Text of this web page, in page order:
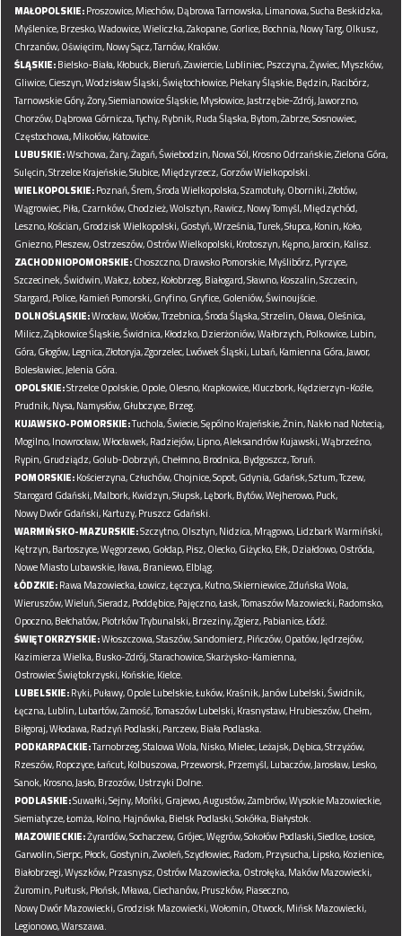
MAŁOPOLSKIE:Proszowice,Miechów,Dąbrowa Tarnowska,Limanowa,Sucha Beskidzka,
Myślenice,Brzesko,Wadowice,Wieliczka,Zakopane,Gorlice,Bochnia,Nowy Targ,Olkusz,
Chrzanów,Oświęcim,Nowy Sącz,Tarnów,Kraków.
ŚLĄSKIE:Bielsko-Biała,Kłobuck,Bieruń,Zawiercie,Lubliniec,Pszczyna,Żywiec,Myszków,
Gliwice,Cieszyn,Wodzisław Śląski,Świętochłowice,Piekary Śląskie,Będzin,Racibórz,
Tarnowskie Góry,Żory,Siemianowice Śląskie,Mysłowice,Jastrzębie-Zdrój,Jaworzno,
Chorzów,Dąbrowa Górnicza,Tychy,Rybnik,Ruda Śląska,Bytom,Zabrze,Sosnowiec,
Częstochowa,Mikołów,Katowice.
LUBUSKIE:Wschowa,Żary,Żagań,Świebodzin,Nowa Sól,Krosno Odrzańskie,Zielona Góra,
Sulęcin,Strzelce Krajeńskie,Słubice,Międzyrzecz,Gorzów Wielkopolski.
WIELKOPOLSKIE:Poznań,Śrem,Środa Wielkopolska,Szamotuły,Oborniki,Złotów,
Wągrowiec,Piła,Czarnków,Chodzież,Wolsztyn,Rawicz,Nowy Tomyśl,Międzychód,
Leszno,Kościan,Grodzisk Wielkopolski,Gostyń,Września,Turek,Słupca,Konin,Koło,
Gniezno,Pleszew,Ostrzeszów,Ostrów Wielkopolski,Krotoszyn,Kępno,Jarocin,Kalisz.
ZACHODNIOPOMORSKIE:Choszczno,Drawsko Pomorskie,Myślibórz,Pyrzyce,
Szczecinek,Świdwin,Wałcz,Łobez,Kołobrzeg,Białogard,Sławno,Koszalin,Szczecin,
Stargard,Police,Kamień Pomorski,Gryfino,Gryfice,Goleniów,Świnoujście.
DOLNOŚLĄSKIE:Wrocław,Wołów,Trzebnica,Środa Śląska,Strzelin,Oława,Oleśnica,
Milicz,Ząbkowice Śląskie,Świdnica,Kłodzko,Dzierżoniów,Wałbrzych,Polkowice,Lubin,
Góra,Głogów,Legnica,Złotoryja,Zgorzelec,Lwówek Śląski,Lubań,Kamienna Góra,Jawor,
Bolesławiec,Jelenia Góra.
OPOLSKIE:Strzelce Opolskie,Opole,Olesno,Krapkowice,Kluczbork,Kędzierzyn-Koźle,
Prudnik,Nysa,Namysłów,Głubczyce,Brzeg.
KUJAWSKO-POMORSKIE:Tuchola,Świecie,Sępólno Krajeńskie,Żnin,Nakło nad Notecią,
Mogilno,Inowrocław,Włocławek,Radziejów,Lipno,Aleksandrów Kujawski,Wąbrzeźno,
Rypin,Grudziądz,Golub-Dobrzyń,Chełmno,Brodnica,Bydgoszcz,Toruń.
POMORSKIE:Kościerzyna,Człuchów,Chojnice,Sopot,Gdynia,Gdańsk,Sztum,Tczew,
Starogard Gdański,Malbork,Kwidzyn,Słupsk,Lębork,Bytów,Wejherowo,Puck,
Nowy Dwór Gdański,Kartuzy,Pruszcz Gdański.
WARMIŃSKO-MAZURSKIE:Szczytno,Olsztyn,Nidzica,Mrągowo,Lidzbark Warmiński,
Kętrzyn,Bartoszyce,Węgorzewo,Gołdap,Pisz,Olecko,Giżycko,Ełk,Działdowo,Ostróda,
Nowe Miasto Lubawskie,Iława,Braniewo,Elbląg.
ŁÓDZKIE:Rawa Mazowiecka,Łowicz,Łęczyca,Kutno,Skierniewice,Zduńska Wola,
Wieruszów,Wieluń,Sieradz,Poddębice,Pajęczno,Łask,Tomaszów Mazowiecki,Radomsko,
Opoczno,Bełchatów,Piotrków Trybunalski,Brzeziny,Zgierz,Pabianice,Łódź.
ŚWIĘTOKRZYSKIE:Włoszczowa,Staszów,Sandomierz,Pińczów,Opatów,Jędrzejów,
Kazimierza Wielka,Busko-Zdrój,Starachowice,Skarżysko-Kamienna,
Ostrowiec Świętokrzyski,Końskie,Kielce.
LUBELSKIE:Ryki,Puławy,Opole Lubelskie,Łuków,Kraśnik,Janów Lubelski,Świdnik,
Łęczna,Lublin,Lubartów,Zamość,Tomaszów Lubelski,Krasnystaw,Hrubieszów,Chełm,
Biłgoraj,Włodawa,Radzyń Podlaski,Parczew,Biała Podlaska.
PODKARPACKIE:Tarnobrzeg,Stalowa Wola,Nisko,Mielec,Leżajsk,Dębica,Strzyżów,
Rzeszów,Ropczyce,Łańcut,Kolbuszowa,Przeworsk,Przemyśl,Lubaczów,Jarosław,Lesko,
Sanok,Krosno,Jasło,Brzozów,Ustrzyki Dolne.
PODLASKIE:Suwałki,Sejny,Mońki,Grajewo,Augustów,Zambrów,Wysokie Mazowieckie,
Siemiatycze,Łomża,Kolno,Hajnówka,Bielsk Podlaski,Sokółka,Białystok.
MAZOWIECKIE:Żyrardów,Sochaczew,Grójec,Węgrów,Sokołów Podlaski,Siedlce,Łosice,
Garwolin,Sierpc,Płock,Gostynin,Zwoleń,Szydłowiec,Radom,Przysucha,Lipsko,Kozienice,
Białobrzegi,Wyszków,Przasnysz,Ostrów Mazowiecka,Ostrołęka,Maków Mazowiecki,
Żuromin,Pułtusk,Płońsk,Mława,Ciechanów,Pruszków,Piaseczno,
Nowy Dwór Mazowiecki,Grodzisk Mazowiecki,Wołomin,Otwock,Mińsk Mazowiecki,
Legionowo,Warszawa.